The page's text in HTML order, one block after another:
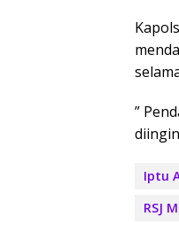
”
Iptu
RSJ